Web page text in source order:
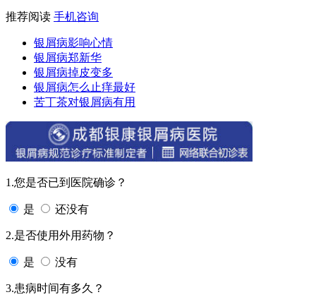
推荐阅读 手机咨询
银屑病影响心情
银屑病郑新华
银屑病掉皮变多
银屑病怎么止痒最好
苦丁茶对银屑病有用
1.您是否已到医院确诊？
是 还没有
2.是否使用外用药物？
是 没有
3.患病时间有多久？